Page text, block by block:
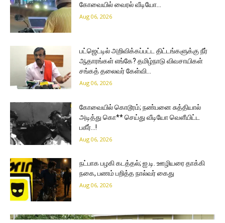
கோவையில் வைரல் வீடியோ…
Aug 06, 2026
பட்ஜெட்டில் அறிவிக்கப்பட்ட திட்டங்களுக்கு நீர்
ஆதாரங்கள் எங்கே? தமிழ்நாடு விவசாயிகள்
சங்கத் தலைவர் கேள்வி…
Aug 06, 2026
கோவையில் கொடூரம்; நண்பனை சுத்தியால்
அடித்து கொ** செய்து வீடியோ வெளீயிட்ட
பகீர்…!
Aug 06, 2026
நட்பாக பழகி கடத்தல்; ஐ.டி. ஊழியரை தாக்கி
நகை, பணம் பறித்த நால்வர் கைது
Aug 06, 2026